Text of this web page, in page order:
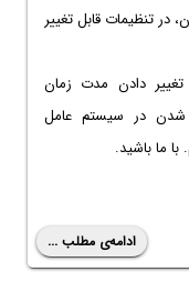
در تنظیمات قابل تغییر
دادن مدت زمان
شدن در سیستم عامل
ادامه‌ی مطلب ...